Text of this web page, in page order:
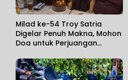
Milad ke-54 Troy Satria
Digelar Penuh Makna, Mohon
Doa untuk Perjuangan